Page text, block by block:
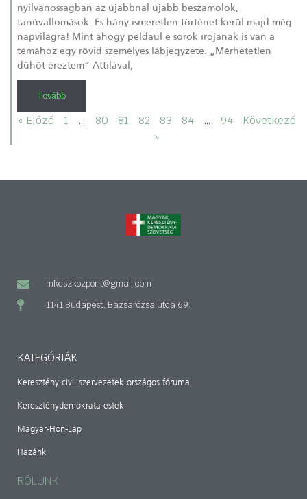
nyilvánosságban az újabbnál újabb beszámolók,
tanúvallomások. És hány ismeretlen történet kerül majd még
napvilágra! Mint ahogy például e sorok írójának is van a
témához egy rövid személyes lábjegyzete. „Mérhetetlen
dühöt éreztem” Attilával,
Tovább
« Előző 1 … 80 81 82 83 84 … 94
Következő
»
mkdszkozpont@gmail.com
1141 Budapest, Bazsarózsa utca 69.
KATEGÓRIÁK
Keresztény civil szervezetek országos fóruma
Kereszténydemokrata estek
Magyar-Hon-Lap
Hazánk
RÓLUNK